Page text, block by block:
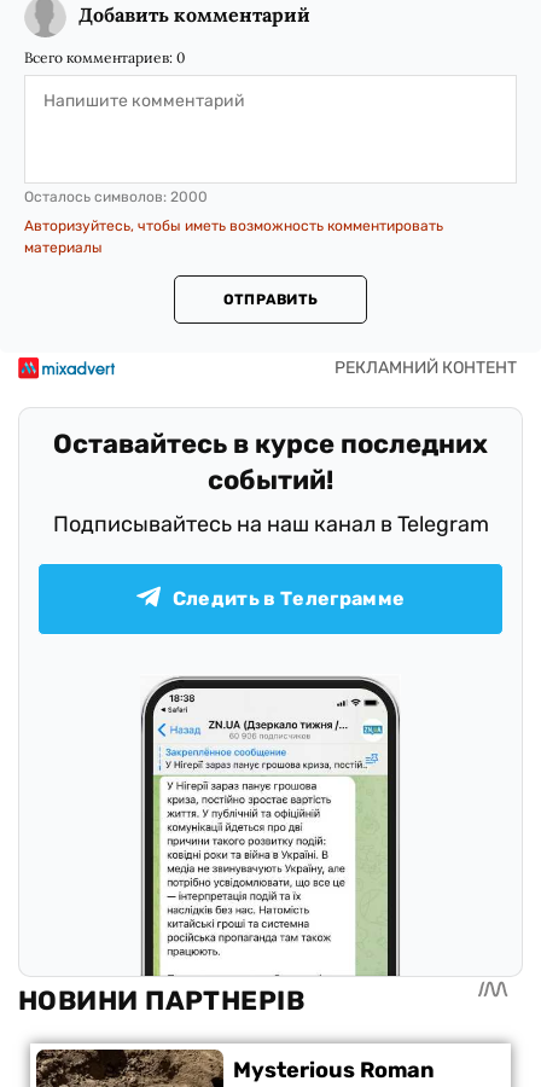
Добавить комментарий
Всего комментариев: 0
Осталось символов: 2000
Авторизуйтесь, чтобы иметь возможность комментировать
материалы
ОТПРАВИТЬ
Оставайтесь в курсе последних
событий!
Подписывайтесь на наш канал в Telegram
Следить в Телеграмме